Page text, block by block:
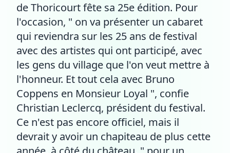
de Thoricourt fête sa 25e édition. Pour
l'occasion, " on va présenter un cabaret
qui reviendra sur les 25 ans de festival
avec des artistes qui ont participé, avec
les gens du village que l'on veut mettre à
l'honneur. Et tout cela avec Bruno
Coppens en Monsieur Loyal ", confie
Christian Leclercq, président du festival.
Ce n'est pas encore officiel, mais il
devrait y avoir un chapiteau de plus cette